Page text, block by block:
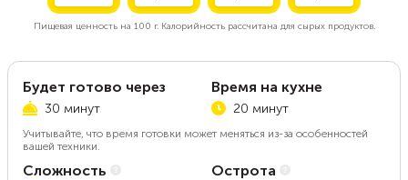
Пищевая ценность на 100 г.Калорийность рассчитана для сырых продуктов.
Будет готово через
30 минут
Время на кухне
20 минут
Учитывайте, что время готовки может меняться из-за особенностей
вашей техники.
Сложность
Острота